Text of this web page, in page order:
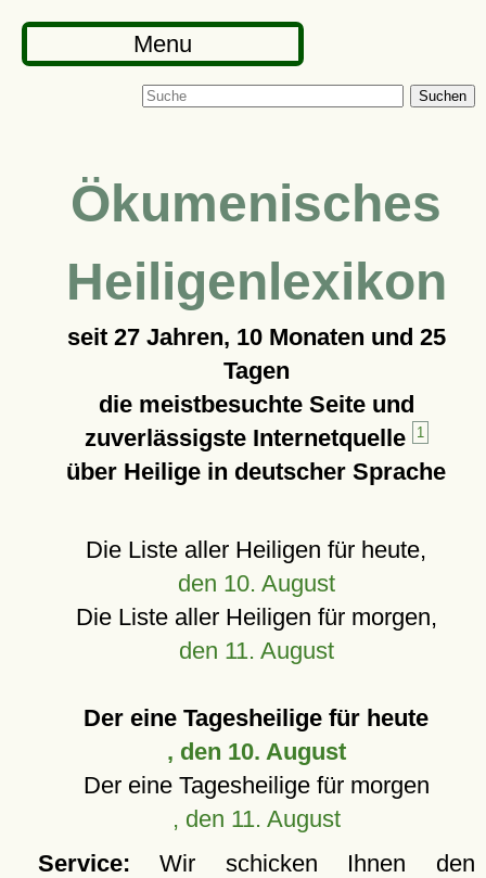
Menu
Suchen
Ökumenisches
Heiligenlexikon
seit 27 Jahren, 10 Monaten und 25
Tagen
die meistbesuchte Seite und
zuverlässigste Internetquelle
1
über Heilige in deutscher Sprache
Die Liste aller Heiligen für heute,
den 10. August
Die Liste aller Heiligen für morgen,
den 11. August
Der eine Tagesheilige für heute
, den 10. August
Der eine Tagesheilige für morgen
, den 11. August
Service: Wir schicken Ihnen den